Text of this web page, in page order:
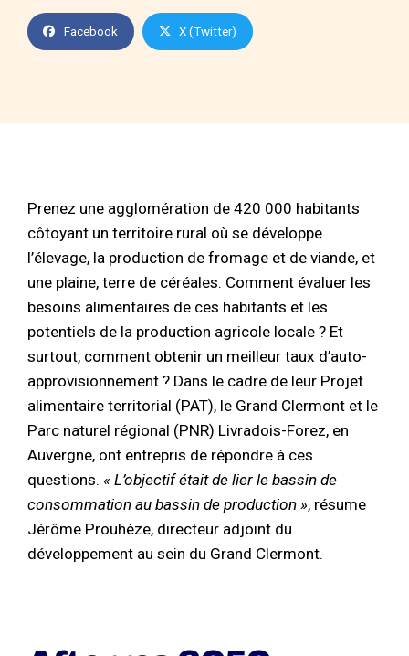
Facebook X (Twitter)
Prenez une agglomération de 420 000 habitants
côtoyant un territoire rural où se développe
l’élevage, la production de fromage et de viande, et
une plaine, terre de céréales. Comment évaluer les
besoins alimentaires de ces habitants et les
potentiels de la production agricole locale ? Et
surtout, comment obtenir un meilleur taux d’auto-
approvisionnement ? Dans le cadre de leur Projet
alimentaire territorial (PAT), le Grand Clermont et le
Parc naturel régional (PNR) Livradois-Forez, en
Auvergne, ont entrepris de répondre à ces
questions. « L’objectif était de lier le bassin de
consommation au bassin de production », résume
Jérôme Prouhèze, directeur adjoint du
développement au sein du Grand Clermont.